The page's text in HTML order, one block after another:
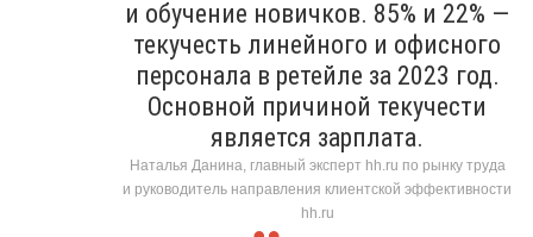
и обучение новичков. 85% и 22% —
текучесть линейного и офисного
персонала в ретейле за 2023 год.
Основной причиной текучести
является зарплата.
Наталья Данина, главный эксперт hh.ru по рынку труда
и руководитель направления клиентской эффективности
hh.ru